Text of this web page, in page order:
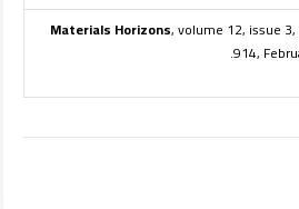
Materials Horizons, volume 12, issue
914,